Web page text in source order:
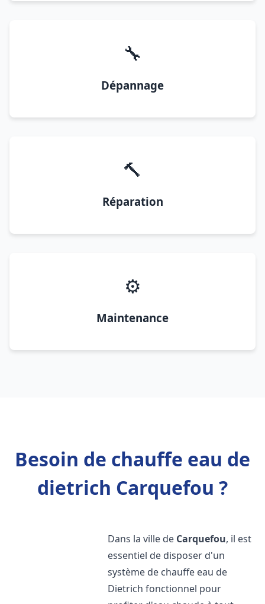
🔧
Dépannage
🔨
Réparation
⚙️
Maintenance
Besoin de chauffe eau de
dietrich Carquefou ?
Dans la ville de Carquefou, il est
essentiel de disposer d'un
système de chauffe eau de
Dietrich fonctionnel pour